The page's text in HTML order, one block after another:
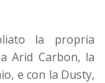
la propria
Arid Carbon, la
e con la Dusty,